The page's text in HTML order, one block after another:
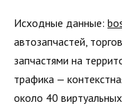
Исходные данные:
автозапчастей,
запчастями на
трафика —
около 40